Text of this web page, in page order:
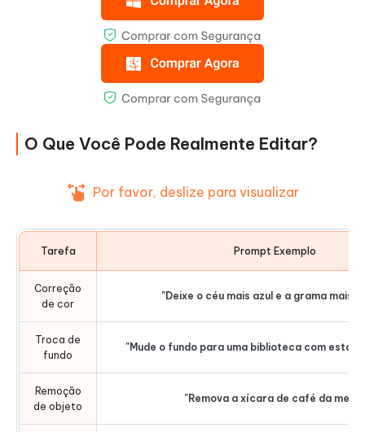
O Que Você Pode Realmente Editar?
Por favor, deslize para visualizar
Tarefa Prompt Exemplo
Correção
de cor
"Deixe o céu mais azul e a grama mais
Troca de
fundo
"Mude o fundo para uma biblioteca com
Remoção
de objeto
"Remova a xícara de café da